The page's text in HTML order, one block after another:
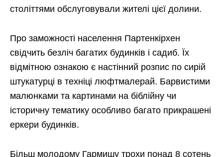
століттями обслуговували жителі цієї долини.
Про заможності населення Партенкірхен
свідчить безліч багатих будинків і садиб. Їх
відмітною ознакою є настінний розпис по сирій
штукатурці в техніці люфтмалерай. Барвистими
малюнками та картинами на біблійну чи
історичну тематику особливо багато прикрашені
еркери будинків.
Більш молодому Гармишу трохи понад 8 сотень